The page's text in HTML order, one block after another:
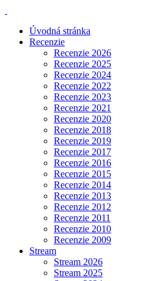
Úvodná stránka
Recenzie
Recenzie 2026
Recenzie 2025
Recenzie 2024
Recenzie 2022
Recenzie 2023
Recenzie 2021
Recenzie 2020
Recenzie 2018
Recenzie 2019
Recenzie 2017
Recenzie 2016
Recenzie 2015
Recenzie 2014
Recenzie 2013
Recenzie 2012
Recenzie 2011
Recenzie 2010
Recenzie 2009
Stream
Stream 2026
Stream 2025